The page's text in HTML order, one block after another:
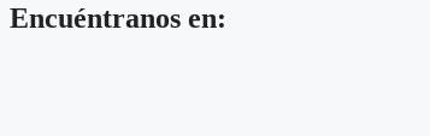
Encuéntranos en: